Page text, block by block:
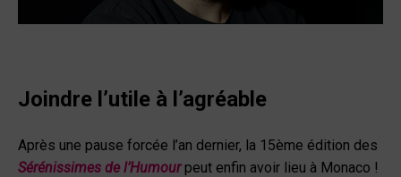
Joindre l’utile à l’agréable
Après une pause forcée l’an dernier, la 15ème édition des
Sérénissimes de l’Humour peut enfin avoir lieu à Monaco !